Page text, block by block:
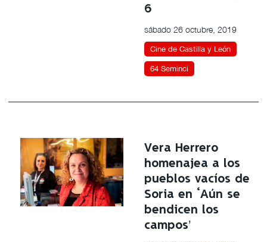
6
sábado 26 octubre, 2019
Cine de Castilla y León
64 Seminci
Vera Herrero
homenajea a los
pueblos vacíos de
Soria en ‘Aún se
bendicen los
campos’